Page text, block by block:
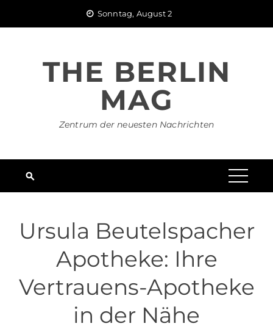
Sonntag, August 2
THE BERLIN
MAG
Zentrum der neuesten Nachrichten
Ursula Beutelspacher
Apotheke: Ihre
Vertrauens-Apotheke
in der Nähe